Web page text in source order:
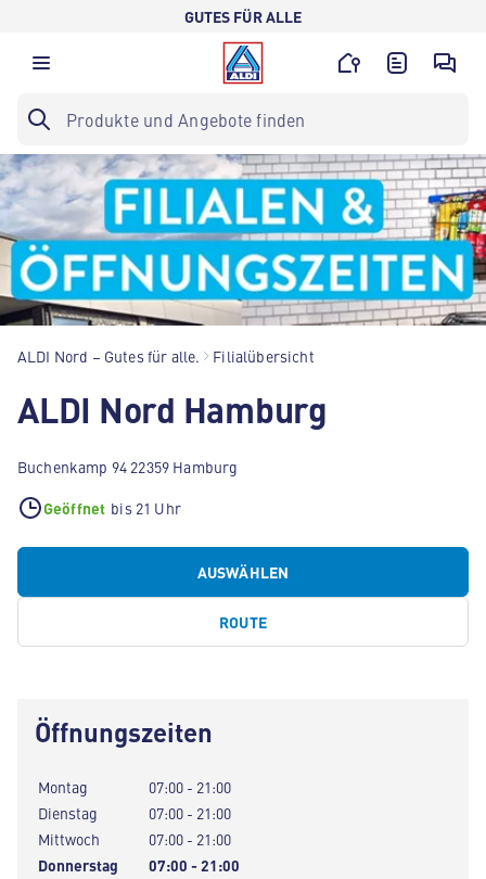
GUTES FÜR ALLE
ALDI Nord – Gutes für alle. Filialübersicht
ALDI Nord Hamburg
Buchenkamp 94 22359 Hamburg
Geöffnet bis 21 Uhr
AUSWÄHLEN
ROUTE
Öffnungszeiten
Montag
07:00 - 21:00
Dienstag
07:00 - 21:00
Mittwoch
07:00 - 21:00
Donnerstag
07:00 - 21:00